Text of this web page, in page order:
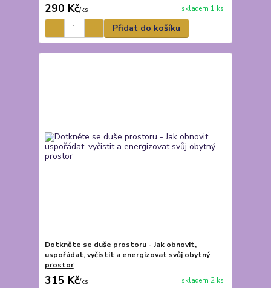
290 Kč/ks skladem 1 ks
Přidat do košíku
Dotkněte se duše prostoru - Jak obnovit,
uspořádat, vyčistit a energizovat svůj obytný
prostor
315 Kč/ks skladem 2 ks